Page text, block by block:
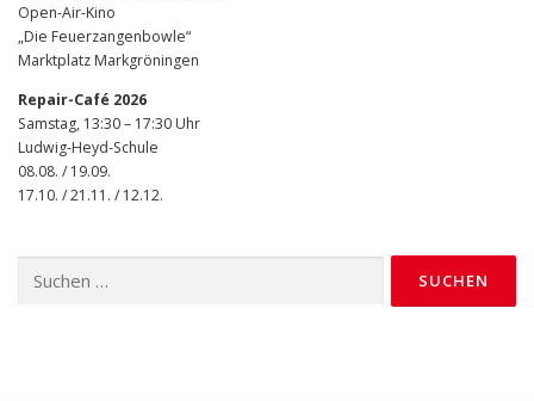
Open-Air-Kino
„Die Feuerzangenbowle“
Marktplatz Markgröningen
Repair-Café 2026
Samstag, 13:30 – 17:30 Uhr
Ludwig-Heyd-Schule
08.08. / 19.09.
17.10. / 21.11. / 12.12.
nach: